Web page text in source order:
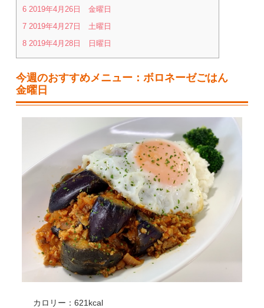
6 2019年4月26日 金曜日
7 2019年4月27日 土曜日
8 2019年4月28日 日曜日
今週のおすすめメニュー：ボロネーゼごはん
金曜日
カロリー：621kcal